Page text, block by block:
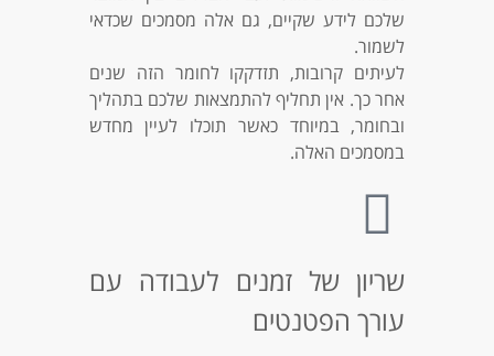
שלכם לידע שקיים, גם אלה מסמכים שכדאי
לשמור.
לעיתים קרובות, תזדקקו לחומר הזה שנים
אחר כך. אין תחליף להתמצאות שלכם בתהליך
ובחומר, במיוחד כאשר תוכלו לעיין מחדש
במסמכים האלה.
שריון של זמנים לעבודה עם
עורך הפטנטים